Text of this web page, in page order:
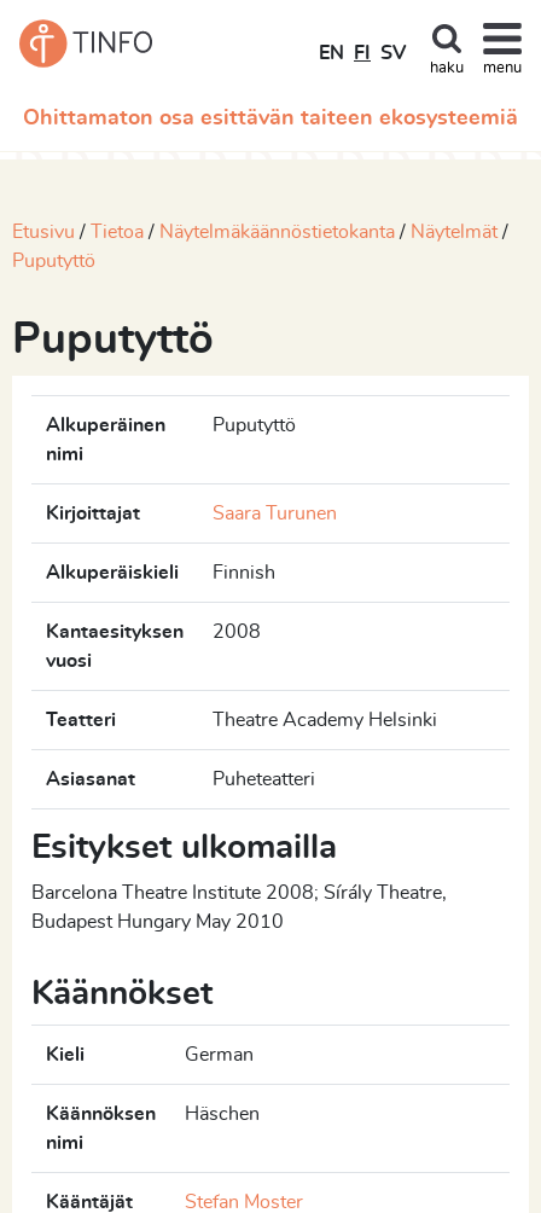
Ohittamaton osa esittävän taiteen ekosysteemiä
EN FI SV
haku menu
Etusivu Tietoa Näytelmäkäännöstietokanta
Näytelmät
Puputyttö
Puputyttö
Alkuperäinen
nimi
Puputyttö
Kirjoittajat Saara Turunen
Alkuperäiskieli Finnish
Kantaesityksen
vuosi
2008
Teatteri Theatre Academy Helsinki
Asiasanat Puheteatteri
Esitykset ulkomailla
Barcelona Theatre Institute 2008; Sírály Theatre,
Budapest Hungary May 2010
Käännökset
Kieli German
Käännöksen
nimi
Häschen
Kääntäjät Stefan Moster